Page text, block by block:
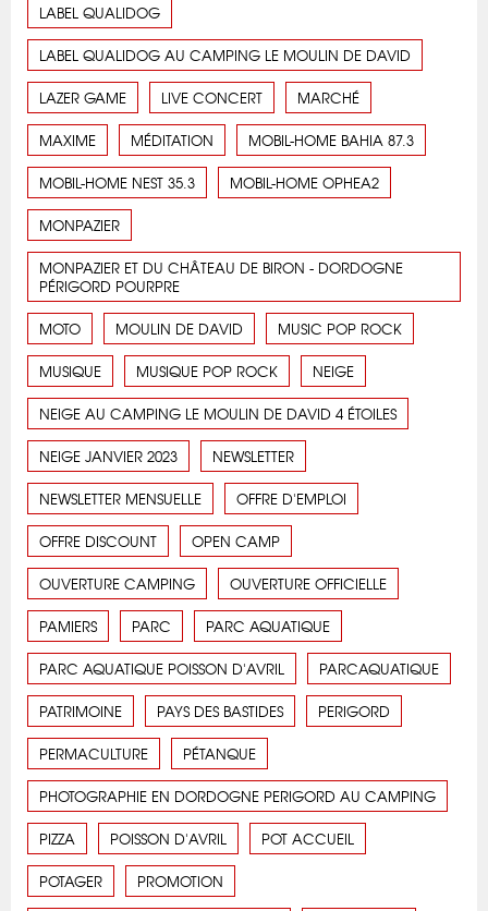
LABEL QUALIDOG
LABEL QUALIDOG AU CAMPING LE MOULIN DE DAVID
LAZER GAME LIVE CONCERT MARCHÉ
MAXIME MÉDITATION MOBIL-HOME BAHIA 87.3
MOBIL-HOME NEST 35.3 MOBIL-HOME OPHEA2
MONPAZIER
MONPAZIER ET DU CHÂTEAU DE BIRON - DORDOGNE
PÉRIGORD POURPRE
MOTO MOULIN DE DAVID MUSIC POP ROCK
MUSIQUE MUSIQUE POP ROCK NEIGE
NEIGE AU CAMPING LE MOULIN DE DAVID 4 ÉTOILES
NEIGE JANVIER 2023 NEWSLETTER
NEWSLETTER MENSUELLE OFFRE D'EMPLOI
OFFRE DISCOUNT OPEN CAMP
OUVERTURE CAMPING OUVERTURE OFFICIELLE
PAMIERS PARC PARC AQUATIQUE
PARC AQUATIQUE POISSON D'AVRIL PARCAQUATIQUE
PATRIMOINE PAYS DES BASTIDES PERIGORD
PERMACULTURE PÉTANQUE
PHOTOGRAPHIE EN DORDOGNE PERIGORD AU CAMPING
PIZZA POISSON D'AVRIL POT ACCUEIL
POTAGER PROMOTION